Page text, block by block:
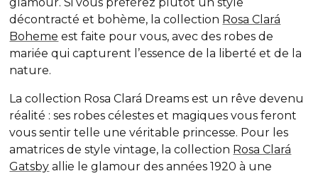
glamour. Si vous préférez plutôt un style
décontracté et bohème, la collection Rosa Clará
Boheme est faite pour vous, avec des robes de
mariée qui capturent l’essence de la liberté et de la
nature.
La collection Rosa Clará Dreams est un rêve devenu
réalité : ses robes célestes et magiques vous feront
vous sentir telle une véritable princesse. Pour les
amatrices de style vintage, la collection Rosa Clará
Gatsby allie le glamour des années 1920 à une